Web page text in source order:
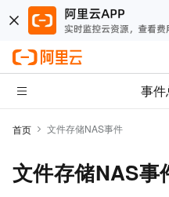
事
首页 文件存储NAS事件
文件存储NAS事